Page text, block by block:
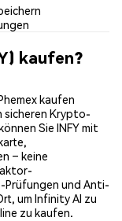
kaufen?
kaufen
sicheren Krypto-
Sie INFY mit
– keine
Prüfungen und Anti-
um Infinity AI zu
zu kaufen.